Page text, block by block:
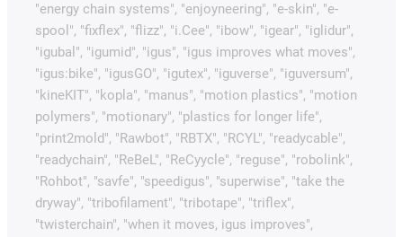
"energy chain systems", "enjoyneering", "e-skin", "e-
spool", "fixflex", "flizz", "i.Cee", "ibow", "igear", "iglidur",
"igubal", "igumid", "igus", "igus improves what moves",
"igus:bike", "igusGO", "igutex", "iguverse", "iguversum",
"kineKIT", "kopla", "manus", "motion plastics", "motion
polymers", "motionary", "plastics for longer life",
"print2mold", "Rawbot", "RBTX", "RCYL", "readycable",
"readychain", "ReBeL", "ReCyycle", "reguse", "robolink",
"Rohbot", "savfe", "speedigus", "superwise", "take the
dryway", "tribofilament", "tribotape", "triflex",
"twisterchain", "when it moves, igus improves",